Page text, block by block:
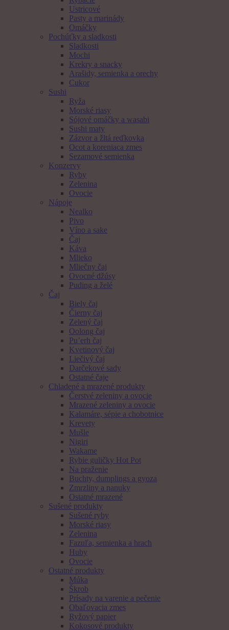
Ustricové
Pasty a marinády
Omáčky
Pochúťky a sladkosti
Sladkosti
Mochi
Krekry a snacky
Arašidy, semienka a orechy
Cukor
Sushi
Ryža
Morské riasy
Sójové omáčky a wasabi
Sushi maty
Zázvor a žltá reďkovka
Ocot a koreniaca zmes
Sezamové semienka
Konzervy
Ryby
Zelenina
Ovocie
Nápoje
Nealko
Pivo
Víno a sake
Čaj
Káva
Mlieko
Mliečny čaj
Ovocné džúsy
Puding a želé
Čaj
Biely čaj
Čierny čaj
Zelený čaj
Oolong čaj
Pu’erh čaj
Kvetinový čaj
Liečivý čaj
Darčekové sady
Ostatné čaje
Chladené a mrazené produkty
Čerstvé zeleniny a ovocie
Mrazené zeleniny a ovocie
Kalamáre, sépie a chobotnice
Krevety
Mušle
Nigiri
Wakame
Rybie guličky Hot Pot
Na praženie
Buchty, dumplings a gyoza
Zmrzliny a nanuky
Ostatné mrazené
Sušené produkty
Sušené ryby
Morské riasy
Zelenina
Fazuľa, semienka a hrach
Huby
Ovocie
Ostatné produkty
Múka
Škrob
Prísady na varenie a pečenie
Obaľovacia zmes
Ryžový papier
Kokosové produkty